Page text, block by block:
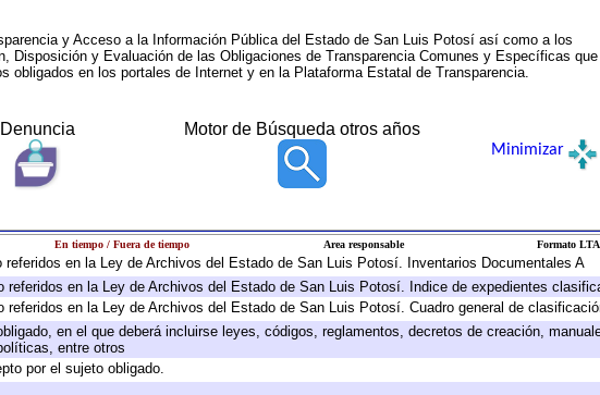
y Acceso a la Información Pública del Estado de San Luis Potosí así como a los
Disposición y Evaluación de las Obligaciones de Transparencia Comunes y Específicas que
obligados en los portales de Internet y en la Plataforma Estatal de Transparencia.
Denuncia Motor de Búsqueda otros años
Minimizar
En tiempo / Fuera de tiempo Area responsable Formato
en la Ley de Archivos del Estado de San Luis Potosí. Inventarios Documentales A
en la Ley de Archivos del Estado de San Luis Potosí. Indice de expedientes
en la Ley de Archivos del Estado de San Luis Potosí. Cuadro general de
en el que deberá incluirse leyes, códigos, reglamentos, decretos de creación,
entre otros
por el sujeto obligado.